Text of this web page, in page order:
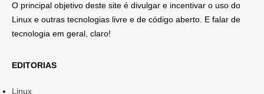
O principal objetivo deste site é divulgar e incentivar o uso do
Linux e outras tecnologias livre e de código aberto. E falar de
tecnologia em geral, claro!
EDITORIAS
Linux